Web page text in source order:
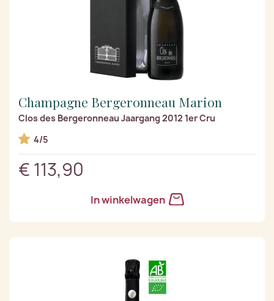
Champagne Bergeronneau Marion
Clos des Bergeronneau Jaargang 2012 1er Cru
4/5
€ 113,90
In winkelwagen